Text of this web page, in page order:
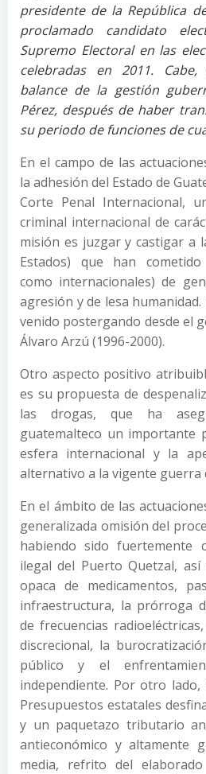
presidente de la República
proclamado candidato
Supremo Electoral en las
celebradas en 2011.
balance de la gestión
Pérez, después de haber
su periodo de funciones de
En el campo de las
la adhesión del Estado de
Corte Penal Internacional,
criminal internacional de
misión es juzgar y castigar a
Estados) que han cometido
como internacionales) de
agresión y de lesa humanidad.
venido postergando desde el
Álvaro Arzú (1996-2000).
Otro aspecto positivo
es su propuesta de
las drogas, que ha
guatemalteco un importante
esfera internacional y la
alternativo a la vigente guerra
En el ámbito de las
generalizada omisión del
habiendo sido fuertemente
ilegal del Puerto Quetzal,
opaca de medicamentos,
infraestructura, la prórroga
de frecuencias
discrecional, la
público y el
independiente. Por otro
Presupuestos estatales
y un paquetazo tributario
antieconómico y altamente
media, refrito del